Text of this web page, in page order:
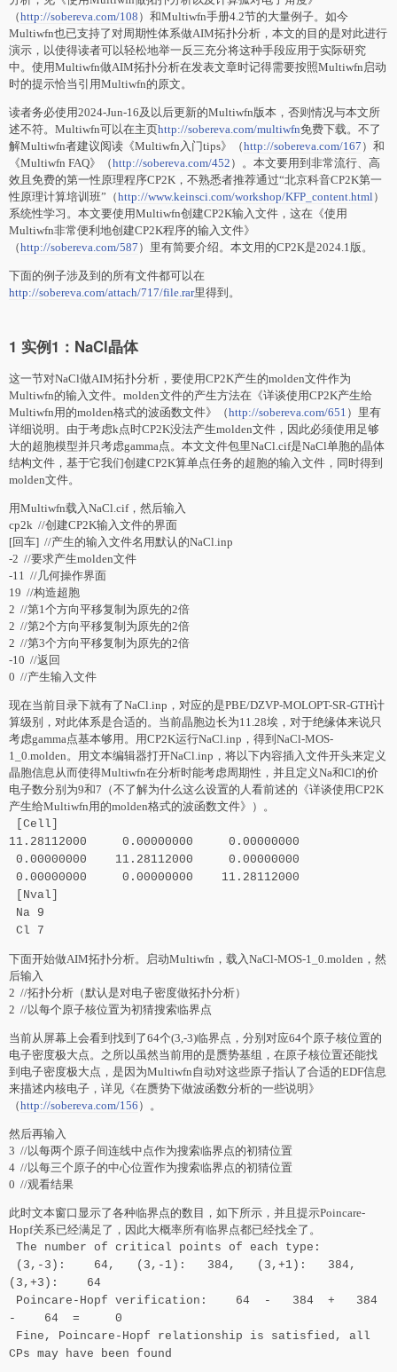
（http://sobereva.com/108 ）和Multiwfn手册4.2节的大量例子。如今
Multiwfn也已支持了对周期性体系做AIM拓扑分析，本文的目的是对此进行
演示，以使得读者可以轻松地举一反三充分将这种手段应用于实际研究
中。使用Multiwfn做AIM拓扑分析在发表文章时记得需要按照Multiwfn启动
时的提示恰当引用Multiwfn的原文。
读者务必使用2024-Jun-16及以后更新的Multiwfn版本，否则情况与本文所
述不符。Multiwfn可以在主页http://sobereva.com/multiwfn免费下载。不了
解Multiwfn者建议阅读《Multiwfn入门tips》（http://sobereva.com/167 ）和
《Multiwfn FAQ》（http://sobereva.com/452 ）。本文要用到非常流行、高
效且免费的第一性原理程序CP2K，不熟悉者推荐通过“北京科音CP2K第一
性原理计算培训班”（http://www.keinsci.com/workshop/KFP_content.html ）
系统性学习。本文要使用Multiwfn创建CP2K输入文件，这在《使用
Multiwfn非常便利地创建CP2K程序的输入文件》
（http://sobereva.com/587 ）里有简要介绍。本文用的CP2K是2024.1版。
下面的例子涉及到的所有文件都可以在
http://sobereva.com/attach/717/file.rar里得到。
1 实例1：NaCl晶体
这一节对NaCl做AIM拓扑分析，要使用CP2K产生的molden文件作为
Multiwfn的输入文件。molden文件的产生方法在《详谈使用CP2K产生给
Multiwfn用的molden格式的波函数文件》（http://sobereva.com/651 ）里有
详细说明。由于考虑k点时CP2K没法产生molden文件，因此必须使用足够
大的超胞模型并只考虑gamma点。本文文件包里NaCl.cif是NaCl单胞的晶体
结构文件，基于它我们创建CP2K算单点任务的超胞的输入文件，同时得到
molden文件。
用Multiwfn载入NaCl.cif，然后输入
cp2k //创建CP2K输入文件的界面
[回车] //产生的输入文件名用默认的NaCl.inp
-2 //要求产生molden文件
-11 //几何操作界面
19 //构造超胞
2 //第1个方向平移复制为原先的2倍
2 //第2个方向平移复制为原先的2倍
2 //第3个方向平移复制为原先的2倍
-10 //返回
0 //产生输入文件
现在当前目录下就有了NaCl.inp，对应的是PBE/DZVP-MOLOPT-SR-GTH计
算级别，对此体系是合适的。当前晶胞边长为11.28埃，对于绝缘体来说只
考虑gamma点基本够用。用CP2K运行NaCl.inp，得到NaCl-MOS-
1_0.molden。用文本编辑器打开NaCl.inp，将以下内容插入文件开头来定义
晶胞信息从而使得Multiwfn在分析时能考虑周期性，并且定义Na和Cl的价
电子数分别为9和7（不了解为什么这么设置的人看前述的《详谈使用CP2K
产生给Multiwfn用的molden格式的波函数文件》）。
[Cell]
11.28112000 0.00000000 0.00000000
0.00000000 11.28112000 0.00000000
0.00000000 0.00000000 11.28112000
[Nval]
Na 9
Cl 7
下面开始做AIM拓扑分析。启动Multiwfn，载入NaCl-MOS-1_0.molden，然
后输入
2 //拓扑分析（默认是对电子密度做拓扑分析）
2 //以每个原子核位置为初猜搜索临界点
当前从屏幕上会看到找到了64个(3,-3)临界点，分别对应64个原子核位置的
电子密度极大点。之所以虽然当前用的是赝势基组，在原子核位置还能找
到电子密度极大点，是因为Multiwfn自动对这些原子指认了合适的EDF信息
来描述内核电子，详见《在赝势下做波函数分析的一些说明》
（http://sobereva.com/156 ）。
然后再输入
3 //以每两个原子间连线中点作为搜索临界点的初猜位置
4 //以每三个原子的中心位置作为搜索临界点的初猜位置
0 //观看结果
此时文本窗口显示了各种临界点的数目，如下所示，并且提示Poincare-
Hopf关系已经满足了，因此大概率所有临界点都已经找全了。
The number of critical points of each type:
(3,-3): 64, (3,-1): 384, (3,+1): 384,
(3,+3): 64
Poincare-Hopf verification: 64 - 384 + 384
- 64 = 0
Fine, Poincare-Hopf relationship is satisfied, all
CPs may have been found